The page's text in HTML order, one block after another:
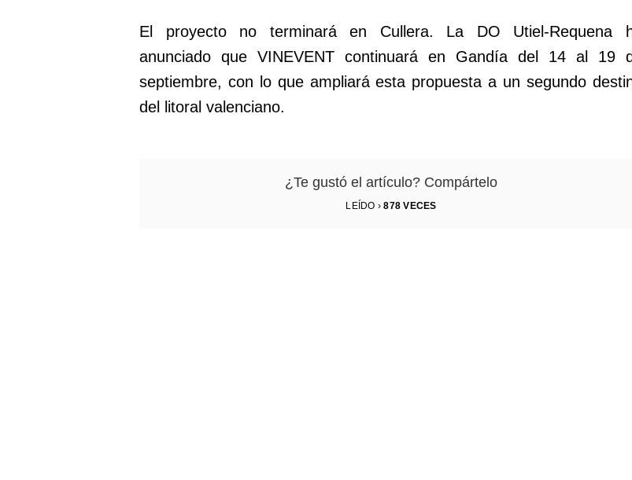
El proyecto no terminará en Cullera. La DO Utiel-Requena
anunciado que VINEVENT continuará en Gandía del 14 al 19
septiembre, con lo que ampliará esta propuesta a un segundo
del litoral valenciano.
¿Te gustó el artículo? Compártelo
LEÍDO ›878 VECES